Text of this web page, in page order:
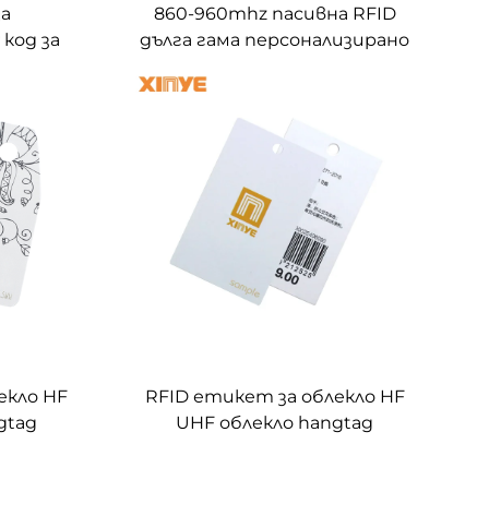
за
за
860-960mhz пасивна RFID
дълга гама персонализирано
закачване RFID етикет за
дрехи за дрехи
HF
RFID етикет за облекло HF
UHF облекло hangtag